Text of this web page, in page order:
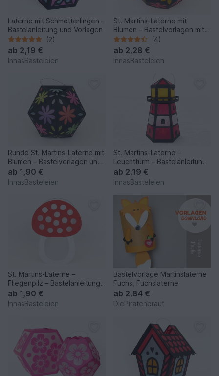
Laterne mit Schmetterlingen –
Bastelanleitung und Vorlagen
(2)
ab 2,19 €
InnasBasteleien
St. Martins-Laterne mit
Blumen – Bastelvorlagen mit
Anleitung
(4)
ab 2,28 €
InnasBasteleien
Runde St. Martins-Laterne mit
Blumen – Bastelvorlagen und
Anleitung
ab 1,90 €
InnasBasteleien
St. Martins-Laterne –
Leuchtturm – Bastelanleitung
und Vorlagen
ab 2,19 €
InnasBasteleien
St. Martins-Laterne –
Fliegenpilz – Bastelanleitung
und Vorlagen
ab 1,90 €
InnasBasteleien
Bastelvorlage Martinslaterne
Fuchs, Fuchslaterne
ab 2,84 €
DiePiratenbraut